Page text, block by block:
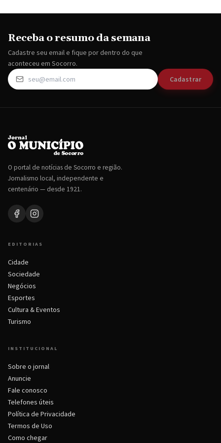
Receba o resumo da semana
Cadastre seu email e fique por dentro do que
aconteceu em Socorro.
Cadastrar
O portal de notícias de Socorro e região.
Jornalismo local, independente e
centenário — desde 1921.
EDITORIAS
Cidade
Sociedade
Negócios
Esportes
Cultura & Eventos
Turismo
INSTITUCIONAL
Sobre o jornal
Anuncie
Fale conosco
Telefones úteis
Política de Privacidade
Termos de Uso
Como chegar